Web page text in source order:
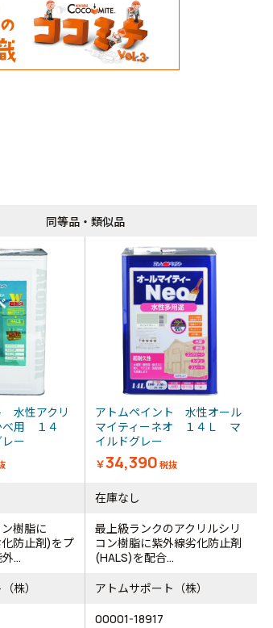
同等品・類似品
水性アクリ
べ用 １４
レー
アトムペイント 水性オール
マイティーネオ １４Ｌ マ
イルドグレー
￥34,390 税抜
在庫なし
樹脂に
防止剤)をプ
...
最上級ランクのアクリルシリ
コン樹脂に紫外線劣化防止剤
(HALS)を配合...
株）
アトムサポート（株）
00001-18917
同等品・類似品